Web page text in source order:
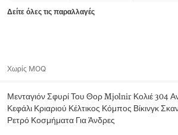
Δείτε όλες τις παραλλαγές
Χωρίς MOQ
Μενταγιόν Σφυρί Του Θορ Mjolnir Κολιέ 304
Κεφάλι Κριαριού Κέλτικος Κόμπος Βίκινγκ
Ρετρό Κοσμήματα Για Άνδρες